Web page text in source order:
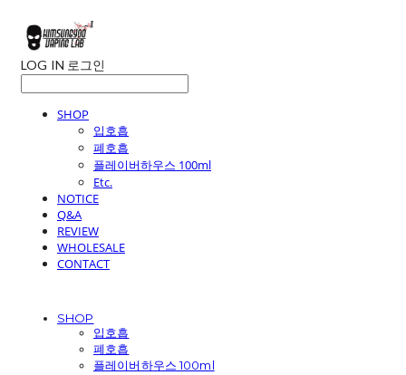
LOG IN 로그인
SHOP
입호흡
폐호흡
플레이버하우스 100ml
Etc.
NOTICE
Q&A
REVIEW
WHOLESALE
CONTACT
SHOP
입호흡
폐호흡
플레이버하우스 100ml